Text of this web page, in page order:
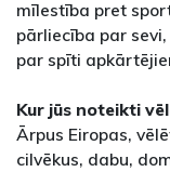
mīlestība pret
pārliecība par
par spīti
Kur jūs noteikti
Ārpus Eiropas,
cilvēkus, dabu,